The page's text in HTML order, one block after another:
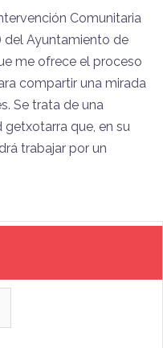
Comunitaria
del Ayuntamiento de
me ofrece el proceso
compartir una mirada
Se trata de una
que, en su
trabajar por un